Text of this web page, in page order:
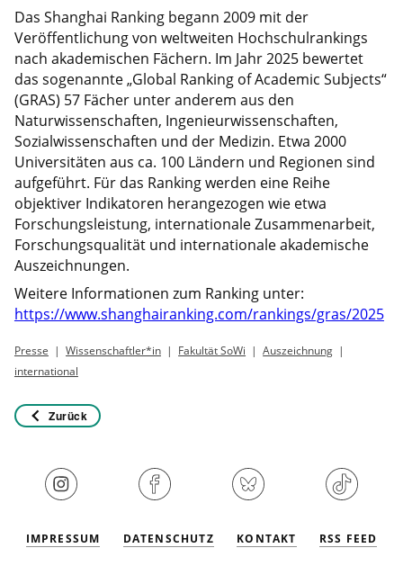
Das Shanghai Ranking begann 2009 mit der
Veröffentlichung von weltweiten Hochschulrankings
nach akademischen Fächern. Im Jahr 2025 bewertet
das sogenannte „Global Ranking of Academic Subjects“
(GRAS) 57 Fächer unter anderem aus den
Naturwissenschaften, Ingenieurwissenschaften,
Sozialwissenschaften und der Medizin. Etwa 2000
Universitäten aus ca. 100 Ländern und Regionen sind
aufgeführt. Für das Ranking werden eine Reihe
objektiver Indikatoren herangezogen wie etwa
Forschungsleistung, internationale Zusammenarbeit,
Forschungsqualität und internationale akademische
Auszeichnungen.
Weitere Informationen zum Ranking unter:
https://www.shanghairanking.com/rankings/gras/2025
Presse Wissenschaftler*in Fakultät SoWi
Auszeichnung
international
Zurück
IMPRESSUM DATENSCHUTZ KONTAKT RSS FEED